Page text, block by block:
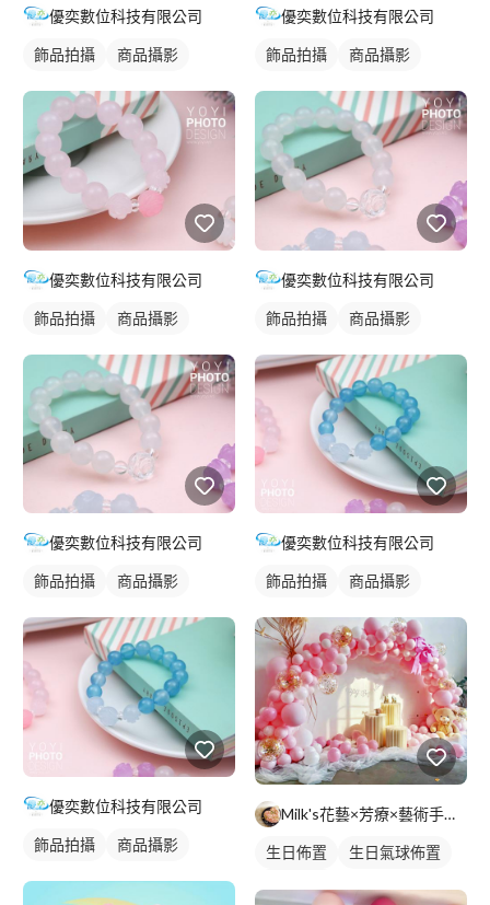
優奕數位科技有限公司
飾品拍攝 商品攝影
優奕數位科技有限公司
飾品拍攝 商品攝影
優奕數位科技有限公司
飾品拍攝 商品攝影
優奕數位科技有限公司
飾品拍攝 商品攝影
優奕數位科技有限公司
飾品拍攝 商品攝影
優奕數位科技有限公司
飾品拍攝 商品攝影
優奕數位科技有限公司
飾品拍攝 商品攝影
Milk's花藝×芳療×藝術手作工作室
生日佈置
生日氣球佈置